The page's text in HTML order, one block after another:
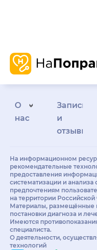
О
нас
Запись
и
отзывы
На информационном
рекомендательные
предоставления
систематизации и анализа
предпочтениям
на территории
Материалы, размещённые
постановки диагноза и
Имеются
специалиста.
О деятельности,
технологий